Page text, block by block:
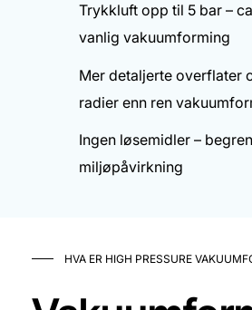
Trykkluft opp til 5 bar –
vanlig vakuumforming
Mer detaljerte overflater
radier enn ren
Ingen løsemidler –
miljøpåvirkning
HVA ER HIGH PRESSURE